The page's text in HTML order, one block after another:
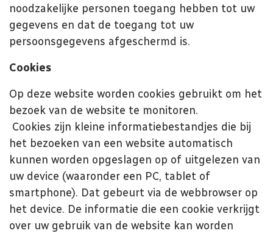
noodzakelijke personen toegang hebben tot uw
gegevens en dat de toegang tot uw
persoonsgegevens afgeschermd is.
Cookies
Op deze website worden cookies gebruikt om het
bezoek van de website te monitoren.
Cookies zijn kleine informatiebestandjes die bij
het bezoeken van een website automatisch
kunnen worden opgeslagen op of uitgelezen van
uw device (waaronder een PC, tablet of
smartphone). Dat gebeurt via de webbrowser op
het device. De informatie die een cookie verkrijgt
over uw gebruik van de website kan worden